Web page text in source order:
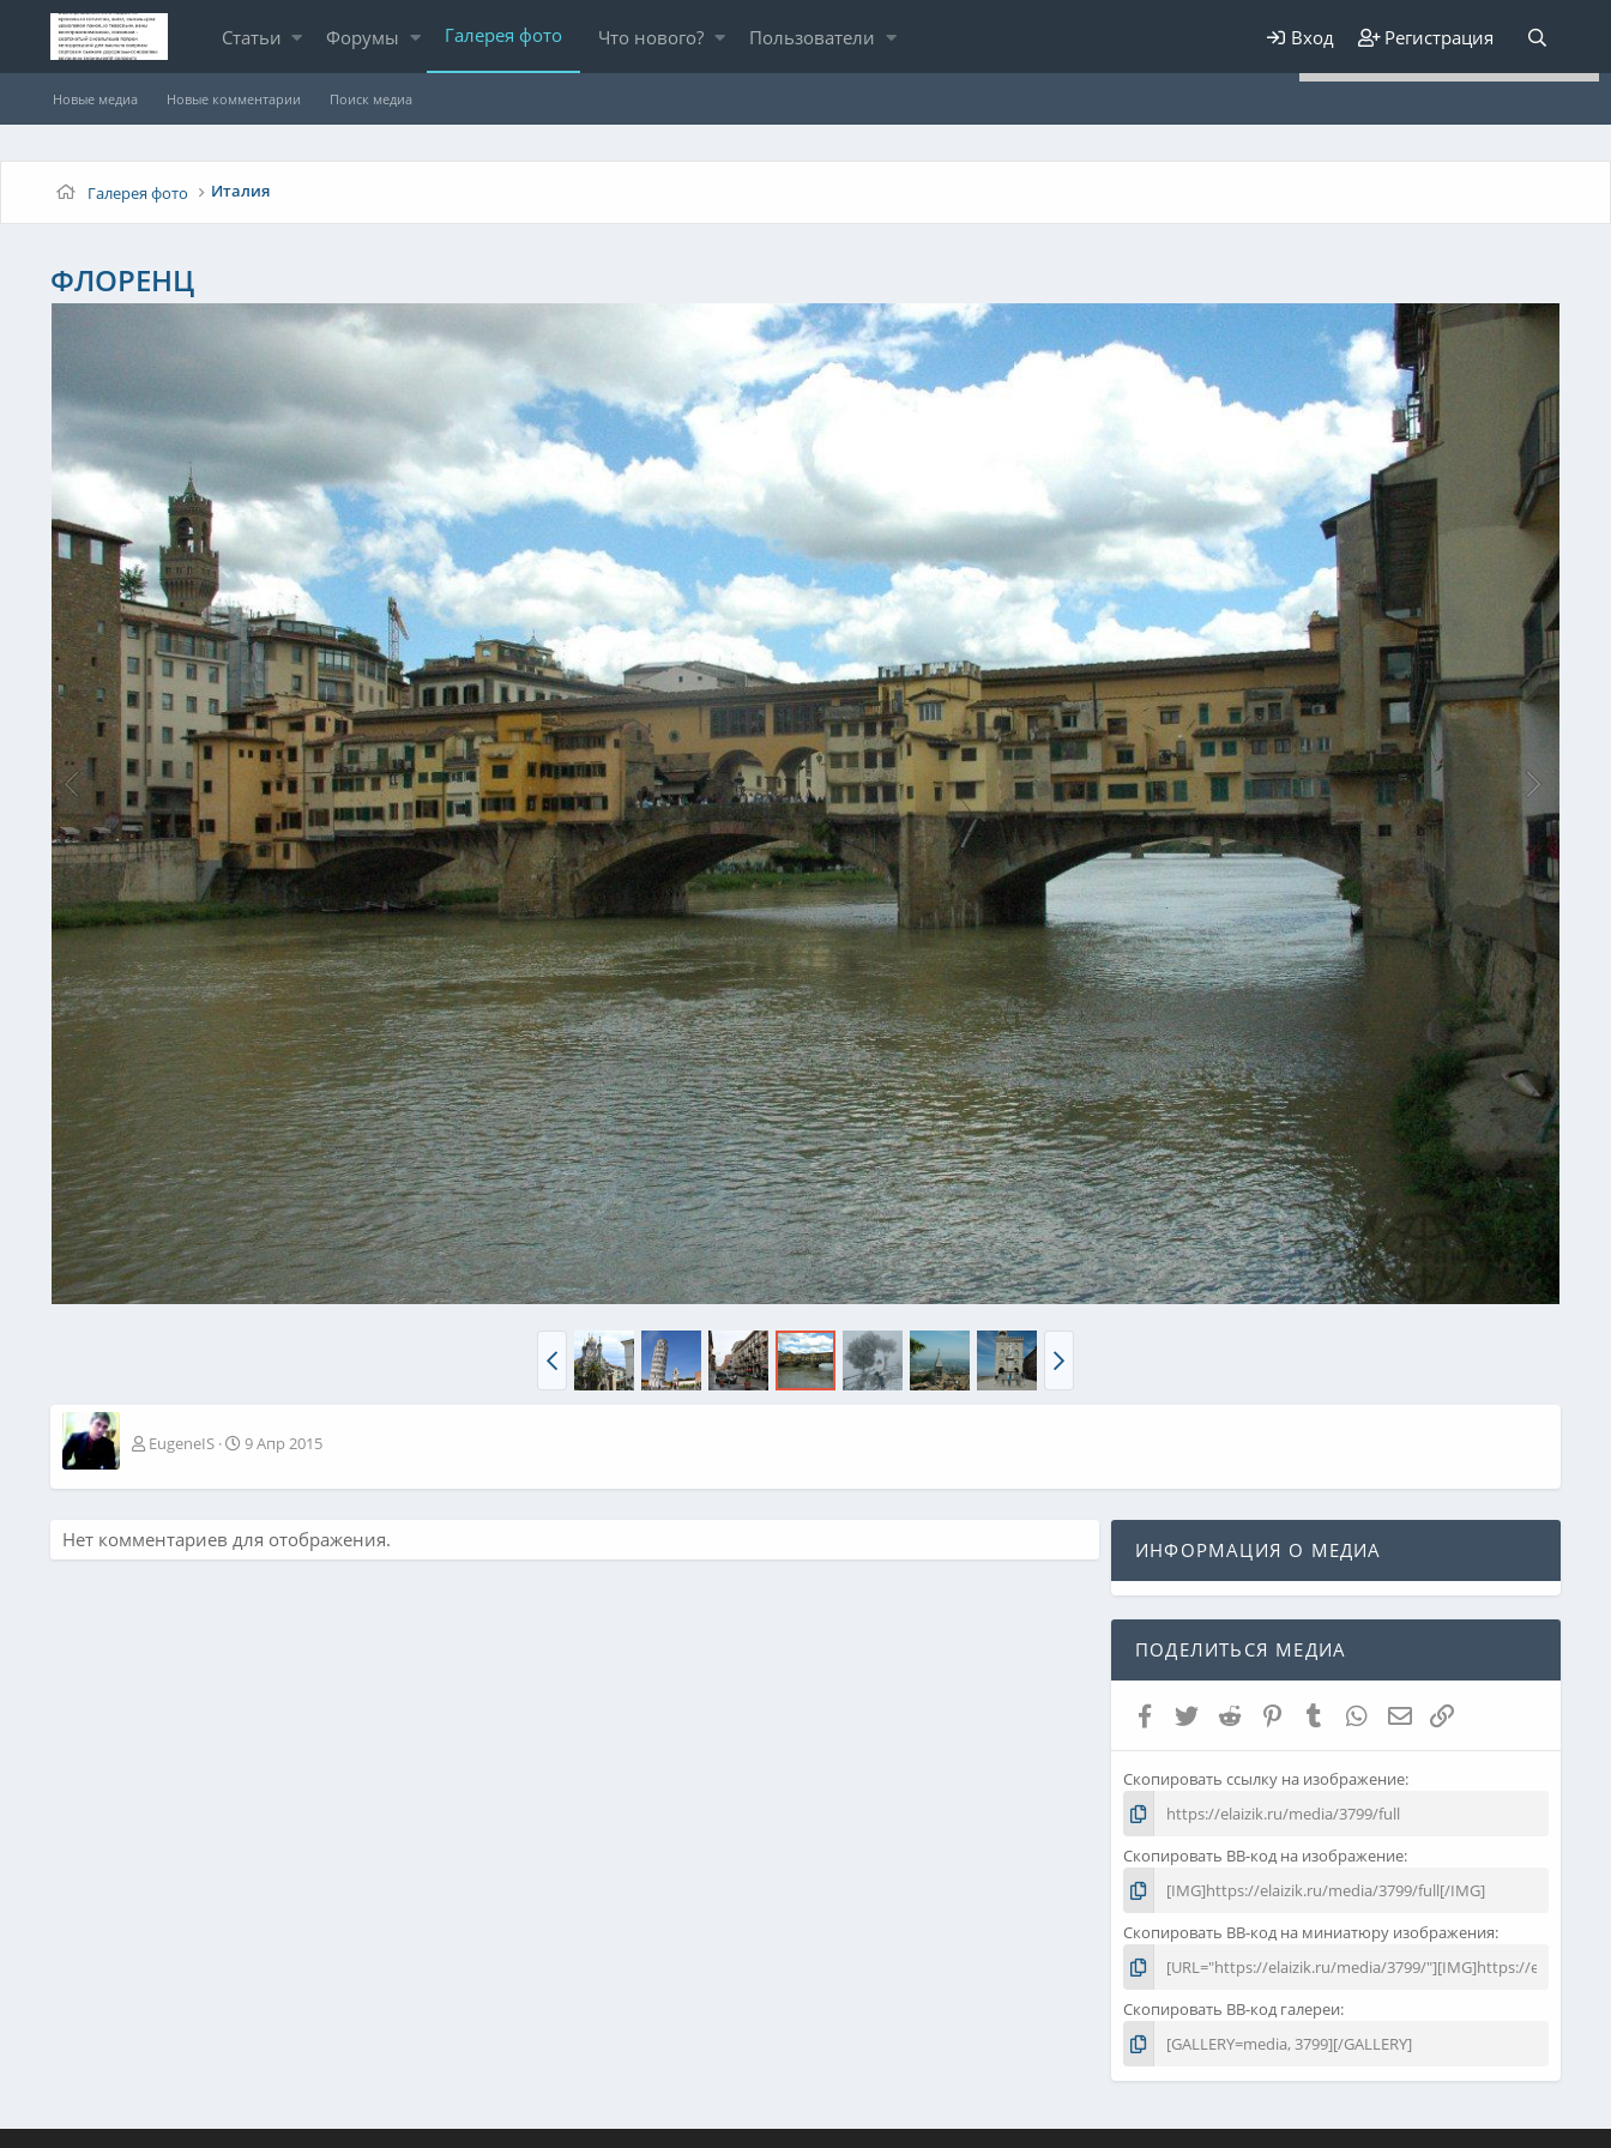
Статьи Форумы Галерея фото Что нового? Пользователи Вход Регистрация
Новые медиа Новые комментарии Поиск медиа
Галерея фото Италия
ФЛОРЕНЦ
EugeneIS 9 Апр 2015
Нет комментариев для отображения. ИНФОРМАЦИЯ О МЕДИА
ПОДЕЛИТЬСЯ МЕДИА
Facebook
TwitterReddit PinterestTumblr WhatsApp
Электронная почта
Ссылка
Скопировать ссылку на изображение
Скопировать BB-код на изображение
Скопировать BB-код на миниатюру изображения
Скопировать BB-код галереи
Для любых предложений по